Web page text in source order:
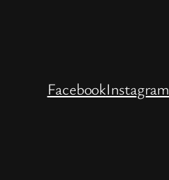
FacebookInstagram